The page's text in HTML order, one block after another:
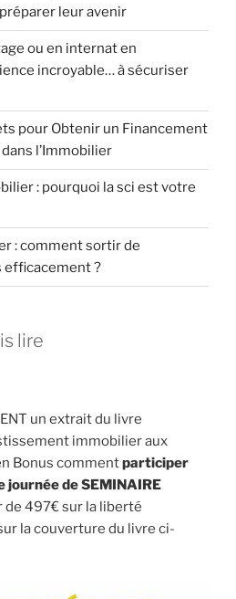
leur avenir
ou en internat en
incroyable… à sécuriser
pour Obtenir un Financement
l’Immobilier
: pourquoi la sci est votre
: comment sortir de
efficacement ?
lire
un extrait du livre
immobilier aux
Bonus commentparticiper
journée de SEMINAIRE
de 497€ sur la liberté
la couverture du livre ci-